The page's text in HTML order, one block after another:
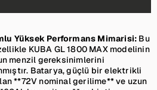
Yüksek Performans Mimarisi: Bu
KUBA GL 1800 MAX modelinin
menzil gereksinimlerini
Batarya, güçlü bir elektrikli
**72V nominal gerilime** ve uzun